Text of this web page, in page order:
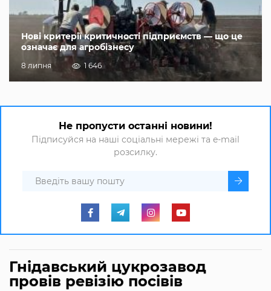
Нові критерії критичності підприємств — що це
означає для агробізнесу
8 липня 1 646
Не пропусти останні новини!
Підписуйся на наші соціальні мережі та e-mail
розсилку.
Гнідавський цукрозавод
провів ревізію посівів